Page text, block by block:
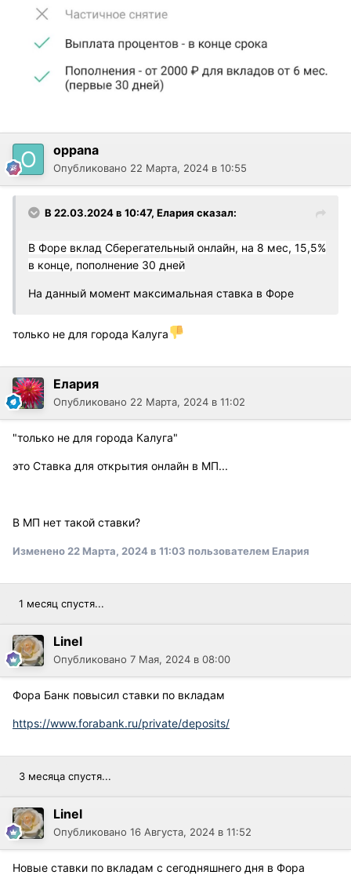
oppana
Опубликовано 22 Марта, 2024 в 10:55
В 22.03.2024 в 10:47, Елария сказал:
В Форе вклад Сберегательный онлайн, на 8 мес, 15,5%
в конце, пополнение 30 дней
На данный момент максимальная ставка в Форе
только не для города Калуга
Елария
Опубликовано 22 Марта, 2024 в 11:02
"только не для города Калуга"
это Ставка для открытия онлайн в МП...
В МП нет такой ставки?
Изменено 22 Марта, 2024 в 11:03 пользователем Елария
1 месяц спустя...
Linel
Опубликовано 7 Мая, 2024 в 08:00
Фора Банк повысил ставки по вкладам
https://www.forabank.ru/private/deposits/
3 месяца спустя...
Linel
Опубликовано 16 Августа, 2024 в 11:52
Новые ставки по вкладам с сегодняшнего дня в Фора